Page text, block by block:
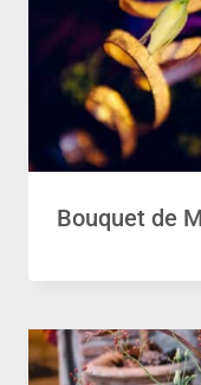
Bouquet de